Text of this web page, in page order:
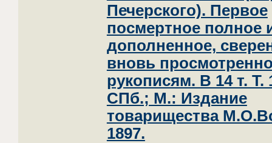
Печерского). Первое
посмертное полное
дополненное,
вновь
рукописям. В 14 т. Т.
СПб.; М.: Издание
товарищества
1897.